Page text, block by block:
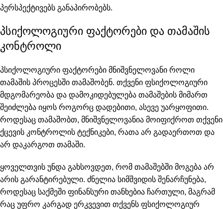
პერსპექტივებს განაპირობებს.
პსიქოლოგიური ფაქტორები და თამაშის
კონტროლი
პსიქოლოგიური ფაქტორები მნიშვნელოვანი როლი
თამაშის პროცესში თამაშობენ. თქვენი ფსიქოლოგიური
მდგომარეობა და დამოკიდებულება თამაშების მიმართ
შეიძლება იყოს როგორც დადებითი, ასევე უარყოფითი.
როდესაც თამაშობთ, მნიშვნელოვანია მოიფიქროთ თქვენი
ქცევის კონტროლის ტექნიკები, რათა არ გადაერთოთ და
არ დაკარგოთ თამაში.
ყოველთვის უნდა გახსოვდეთ, რომ თამაშებში მოგება არ
არის გარანტირებული. ძნელია სიმშვიდის შენარჩუნება,
როდესაც საქმეში ფინანსური თანხებია ჩართული, მაგრამ
რაც უფრო კარგად ერკვევით თქვენს ფსიქოლოგიურ